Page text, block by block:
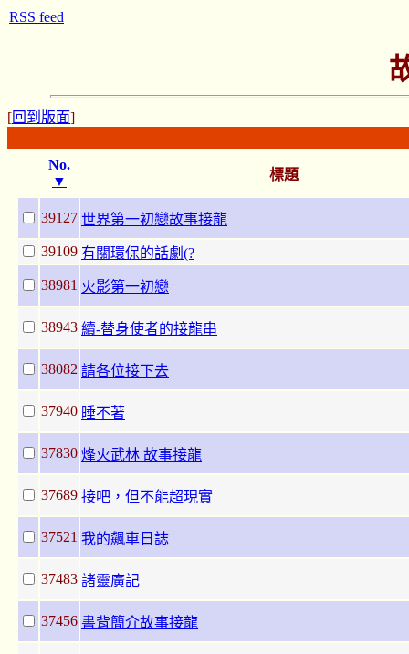
[回到版面]
No.
▼
標題
39127 世界第一初戀故事接龍
39109 有關環保的話劇(?
38981 火影第一初戀
38943 續-替身使者的接龍串
38082 請各位接下去
37940 睡不著
37830 烽火武林 故事接龍
37689 接吧，但不能超現實
37521 我的飆車日誌
37483 諸靈廣記
37456 書背簡介故事接龍
RSS feed